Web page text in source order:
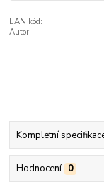
EAN kód:
Autor:
Kompletní
Hodnocení 0